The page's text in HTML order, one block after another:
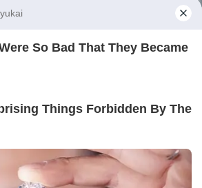
Daftar
Disclaimer
Hubungi Kami
Hak cipta dilindungi Undang-undang.